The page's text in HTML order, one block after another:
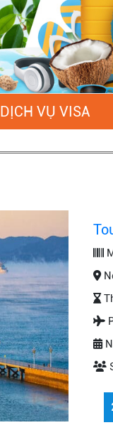
DỊCH VỤ VISA